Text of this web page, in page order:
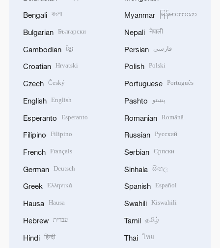
Bengali বাংলা
Bulgarian Български
Cambodian ខ្មែរ
Croatian Hrvatski
Czech Český
English English
Esperanto Esperanto
Filipino Filipino
French Français
German Deutsch
Greek Ελληνικά
Hausa Hausa
Hebrew עברית
Hindi हिन्दी
Myanmar မြန်မာဘာသာ
Nepali नेपाली
Persian فارسی
Polish Polski
Portuguese Português
Pashto پښتو
Romanian Română
Russian Русский
Serbian Српски
Sinhala සිංහල
Spanish Español
Swahili Kiswahili
Tamil தமிழ்
Thai ไทย